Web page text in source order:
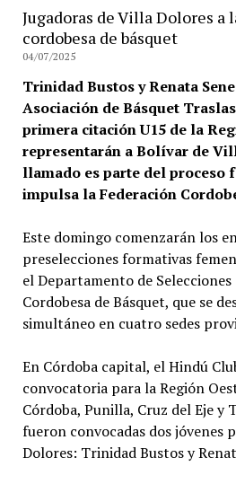
Jugadoras de Villa Dolores a
cordobesa de básquet
04/07/2025
Trinidad Bustos y Renata
Asociación de Básquet
primera citación U15 de la
representarán a Bolívar de
llamado es parte del proceso
impulsa la Federación
Este domingo comenzarán los
preselecciones formativas
el Departamento de
Cordobesa de Básquet, que se
simultáneo en cuatro sedes
En Córdoba capital, el Hindú
convocatoria para la Región
Córdoba, Punilla, Cruz del Eje y
fueron convocadas dos jóvenes
Dolores: Trinidad Bustos y